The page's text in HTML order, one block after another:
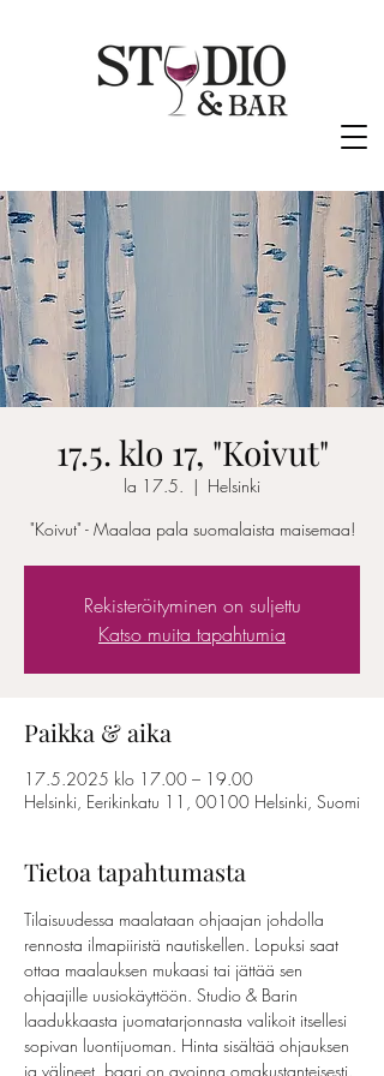
17.5. klo 17, "Koivut"
la 17.5.
  |
Helsinki
"Koivut" - Maalaa pala suomalaista maisemaa!
Rekisteröityminen on suljettu
Katso muita tapahtumia
Paikka & aika
17.5.2025 klo 17.00 – 19.00
Helsinki, Eerikinkatu 11, 00100 Helsinki, Suomi
Tietoa tapahtumasta
Tilaisuudessa maalataan ohjaajan johdolla
rennosta ilmapiiristä nautiskellen. Lopuksi saat
ottaa maalauksen mukaasi tai jättää sen
ohjaajille uusiokäyttöön. Studio & Barin
laadukkaasta juomatarjonnasta valikoit itsellesi
sopivan luontijuoman. Hinta sisältää ohjauksen
ja välineet, baari on avoinna omakustanteisesti.